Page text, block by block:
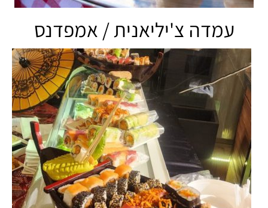
עמדה צ'יליאנית / אמפדנס